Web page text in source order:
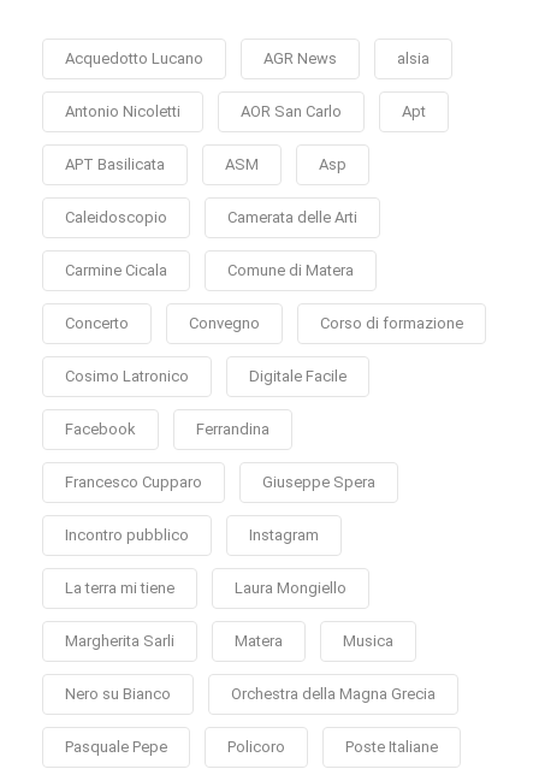
Acquedotto Lucano AGR News alsia
Antonio Nicoletti AOR San Carlo Apt
APT Basilicata ASM Asp
Caleidoscopio Camerata delle Arti
Carmine Cicala Comune di Matera
Concerto Convegno Corso di formazione
Cosimo Latronico Digitale Facile
Facebook Ferrandina
Francesco Cupparo Giuseppe Spera
Incontro pubblico Instagram
La terra mi tiene Laura Mongiello
Margherita Sarli Matera Musica
Nero su Bianco Orchestra della Magna Grecia
Pasquale Pepe Policoro Poste Italiane